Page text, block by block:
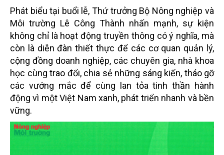
Phát biểu tại buổi lễ, Thứ trưởng Bộ Nông nghiệp và
Môi trường Lê Công Thành nhấn mạnh, sự kiện
không chỉ là hoạt động truyền thông có ý nghĩa, mà
còn là diễn đàn thiết thực để các cơ quan quản lý,
cộng đồng doanh nghiệp, các chuyên gia, nhà khoa
học cùng trao đổi, chia sẻ những sáng kiến, tháo gỡ
các vướng mắc để cùng lan tỏa tinh thần hành
động vì một Việt Nam xanh, phát triển nhanh và bền
vững.